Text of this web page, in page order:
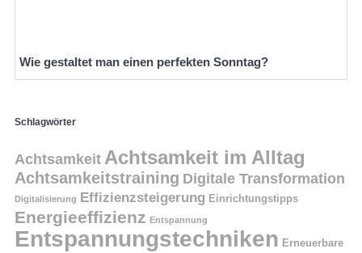
Wie gestaltet man einen perfekten Sonntag?
Schlagwörter
Achtsamkeit Achtsamkeit im Alltag
Achtsamkeitstraining Digitale Transformation
Digitalisierung Effizienzsteigerung Einrichtungstipps
Energieeffizienz Entspannung
Entspannungstechniken Erneuerbare